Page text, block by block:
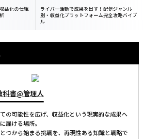
益化の仕組
ライバー活動で成果を出す！配信ジャンル
別・収益化プラットフォーム完全攻略バイブ
ル
科書@管理人
の可能性を広げ、収益化という現実的な成果へ
届ける場所。
つから始まる挑戦を、再現性ある知識と戦略で